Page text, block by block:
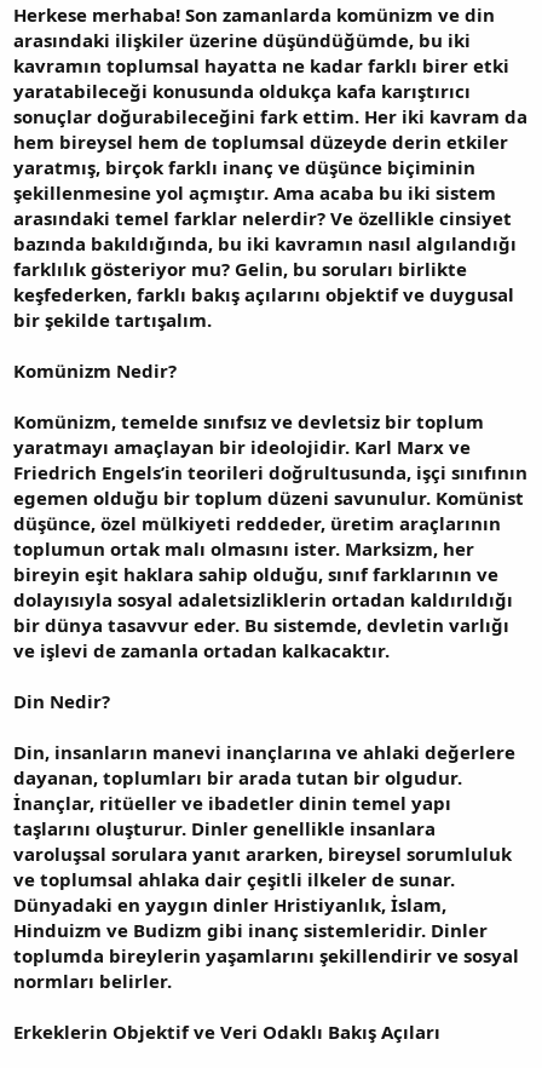
Herkese merhaba! Son zamanlarda komünizm ve din
arasındaki ilişkiler üzerine düşündüğümde, bu iki
kavramın toplumsal hayatta ne kadar farklı birer etki
yaratabileceği konusunda oldukça kafa karıştırıcı
sonuçlar doğurabileceğini fark ettim. Her iki kavram da
hem bireysel hem de toplumsal düzeyde derin etkiler
yaratmış, birçok farklı inanç ve düşünce biçiminin
şekillenmesine yol açmıştır. Ama acaba bu iki sistem
arasındaki temel farklar nelerdir? Ve özellikle cinsiyet
bazında bakıldığında, bu iki kavramın nasıl algılandığı
farklılık gösteriyor mu? Gelin, bu soruları birlikte
keşfederken, farklı bakış açılarını objektif ve duygusal
bir şekilde tartışalım.
Komünizm Nedir?
Komünizm, temelde sınıfsız ve devletsiz bir toplum
yaratmayı amaçlayan bir ideolojidir. Karl Marx ve
Friedrich Engels’in teorileri doğrultusunda, işçi sınıfının
egemen olduğu bir toplum düzeni savunulur. Komünist
düşünce, özel mülkiyeti reddeder, üretim araçlarının
toplumun ortak malı olmasını ister. Marksizm, her
bireyin eşit haklara sahip olduğu, sınıf farklarının ve
dolayısıyla sosyal adaletsizliklerin ortadan kaldırıldığı
bir dünya tasavvur eder. Bu sistemde, devletin varlığı
ve işlevi de zamanla ortadan kalkacaktır.
Din Nedir?
Din, insanların manevi inançlarına ve ahlaki değerlere
dayanan, toplumları bir arada tutan bir olgudur.
İnançlar, ritüeller ve ibadetler dinin temel yapı
taşlarını oluşturur. Dinler genellikle insanlara
varoluşsal sorulara yanıt ararken, bireysel sorumluluk
ve toplumsal ahlaka dair çeşitli ilkeler de sunar.
Dünyadaki en yaygın dinler Hristiyanlık, İslam,
Hinduizm ve Budizm gibi inanç sistemleridir. Dinler
toplumda bireylerin yaşamlarını şekillendirir ve sosyal
normları belirler.
Erkeklerin Objektif ve Veri Odaklı Bakış Açıları